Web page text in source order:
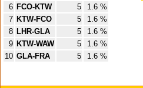
6 FCO-KTW 5
1.6 %
7 KTW-FCO 5
1.6 %
8 LHR-GLA 5
1.6 %
9 KTW-WAW 5
1.6 %
10 GLA-FRA 5 1.6 %